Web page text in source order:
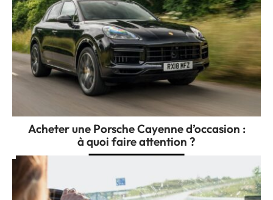
Acheter une Porsche Cayenne d’occasion :
à quoi faire attention ?